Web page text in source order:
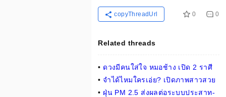
0 0
copyThreadUrl
Related threads
• ดวงมีคนใส่ใจ หมอช้าง เปิด 2 ราศี
ช่วงนี้ เจอพูดนินทา สุดท้ายความจริง
จะเปิดเผย
•จำได้ไหมใครเอ่ย? เปิดภาพสาวสวย
วัย 23 ปี ลุคผมหน้าม้า เฉลยแล้วคือตัว
• ฝุ่น PM 2.5 ส่งผลต่อระบบประสาท-